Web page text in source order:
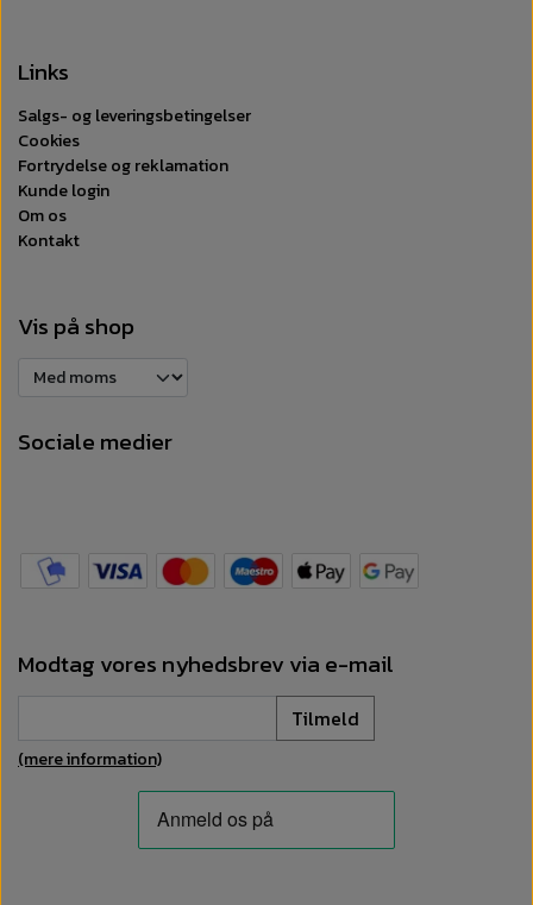
Links
Salgs- og leveringsbetingelser
Cookies
Fortrydelse og reklamation
Kunde login
Om os
Kontakt
Vis på shop
Sociale medier
Modtag vores nyhedsbrev via e-mail
Tilmeld
(mere information)